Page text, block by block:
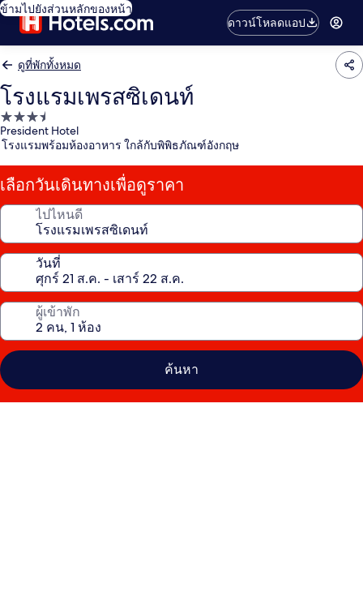
ข้ามไปยังส่วนหลักของหน้า
ดาวน์โหลดแอป
ดูที่พักทั้งหมด
โรงแรมเพรสซิเดนท์
ที่พัก
3.5
President Hotel
โรงแรมพร้อมห้องอาหาร ใกล้กับพิพิธภัณฑ์อังกฤษ
เลือกวันเดินทางเพื่อดูราคา
ไปไหนดี
วันที่
ผู้เข้าพัก
ค้นหา